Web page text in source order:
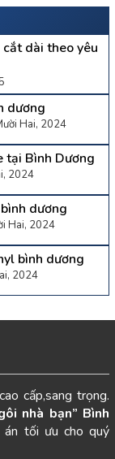
dài theo yêu
dương
Hai, 2024
tại Bình Dương
2024
dương
Hai, 2024
bình dương
2024
cấp,sang trọng.
nhà bạn” Bình
tối ưu cho quý